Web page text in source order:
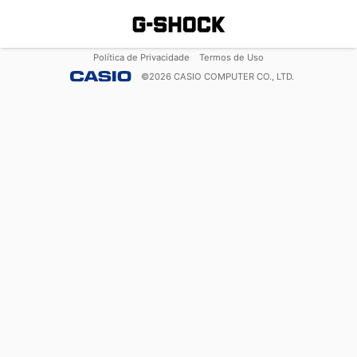
Política de Privacidade
Termos de Uso
©2026 CASIO COMPUTER CO., LTD.